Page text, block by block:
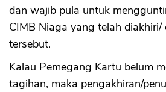
dan wajib pula untuk
CIMB Niaga yang telah
tersebut.
Kalau Pemegang Kartu belum
tagihan, maka pengakhiran/